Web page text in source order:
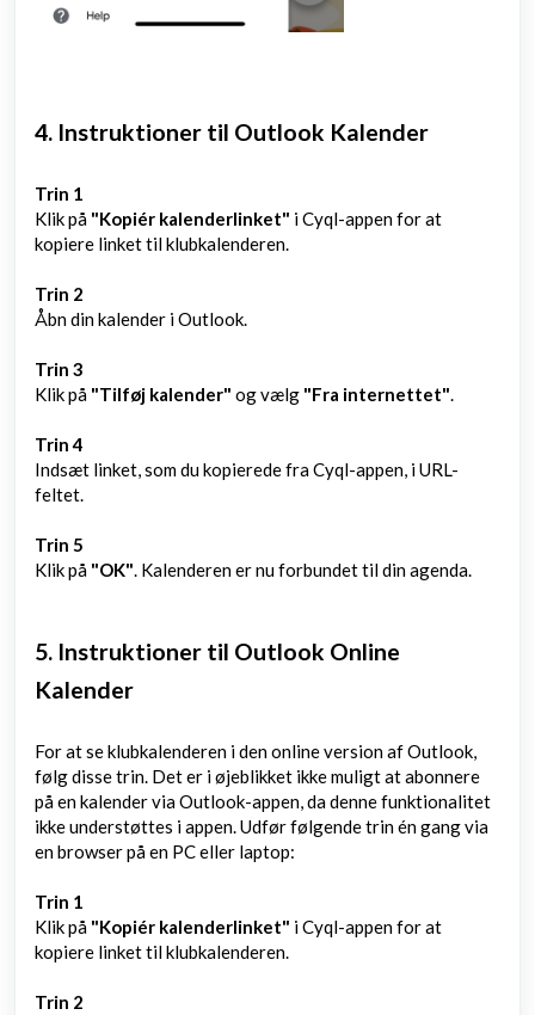
4. Instruktioner til Outlook Kalender
Trin 1
Klik på "Kopiér kalenderlinket" i Cyql-appen for at
kopiere linket til klubkalenderen.
Trin 2
Åbn din kalender i Outlook.
Trin 3
Klik på "Tilføj kalender" og vælg "Fra internettet".
Trin 4
Indsæt linket, som du kopierede fra Cyql-appen, i URL-
feltet.
Trin 5
Klik på "OK". Kalenderen er nu forbundet til din agenda.
5. Instruktioner til Outlook Online
Kalender
For at se klubkalenderen i den online version af Outlook,
følg disse trin. Det er i øjeblikket ikke muligt at abonnere
på en kalender via Outlook-appen, da denne funktionalitet
ikke understøttes i appen. Udfør følgende trin én gang via
en browser på en PC eller laptop:
Trin 1
Klik på "Kopiér kalenderlinket" i Cyql-appen for at
kopiere linket til klubkalenderen.
Trin 2